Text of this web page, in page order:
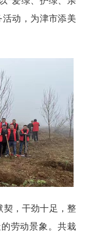
动，为津市添美
契，干劲十足，整
劳动景象。共栽